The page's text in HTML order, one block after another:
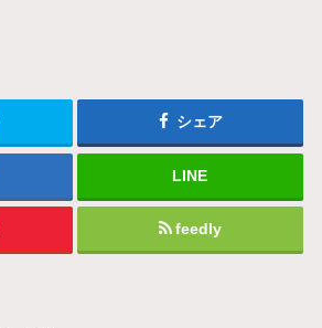
シェア
LINE
feedly